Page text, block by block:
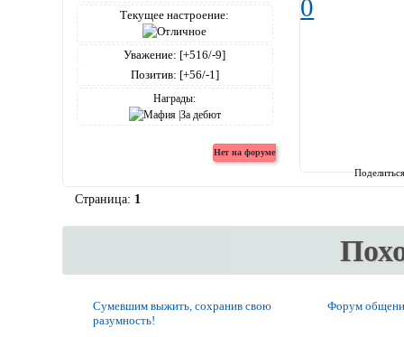
Текущее настроение:
Уважение: [+516/-9]
Позитив: [+56/-1]
Награды:
0
Страница: 1
Сумевшим выжить, сохранив свою
разумность!
Форум